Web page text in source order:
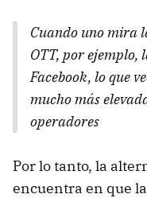
Cuando uno mira
OTT, por ejemplo,
Facebook, lo que
mucho más
operadores
Por lo tanto, la
encuentra en que